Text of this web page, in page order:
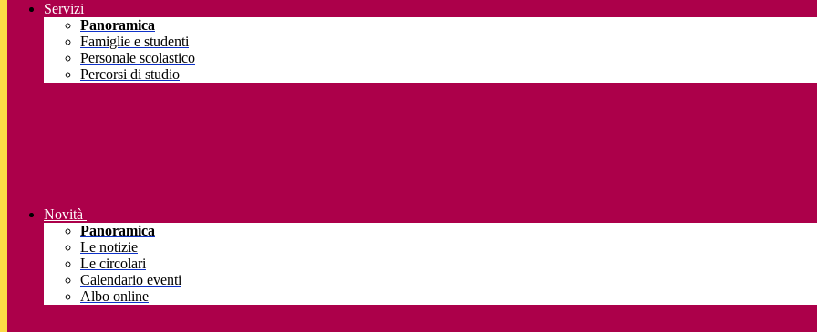
Servizi
Panoramica
Famiglie e studenti
Personale scolastico
Percorsi di studio
Novità
Panoramica
Le notizie
Le circolari
Calendario eventi
Albo online